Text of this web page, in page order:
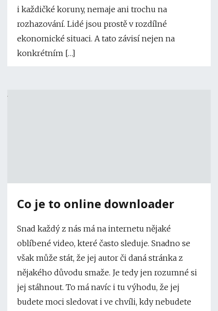
i každičké koruny, nemaje ani trochu na
rozhazování. Lidé jsou prostě v rozdílné
ekonomické situaci. A tato závisí nejen na
konkrétním […]
Co je to online downloader
Snad každý z nás má na internetu nějaké
oblíbené video, které často sleduje. Snadno se
však může stát, že jej autor či daná stránka z
nějakého důvodu smaže. Je tedy jen rozumné si
jej stáhnout. To má navíc i tu výhodu, že jej
budete moci sledovat i ve chvíli, kdy nebudete